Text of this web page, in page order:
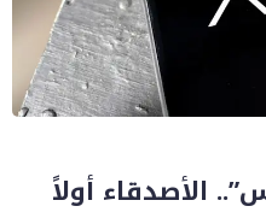
الأصدقاء أولاً